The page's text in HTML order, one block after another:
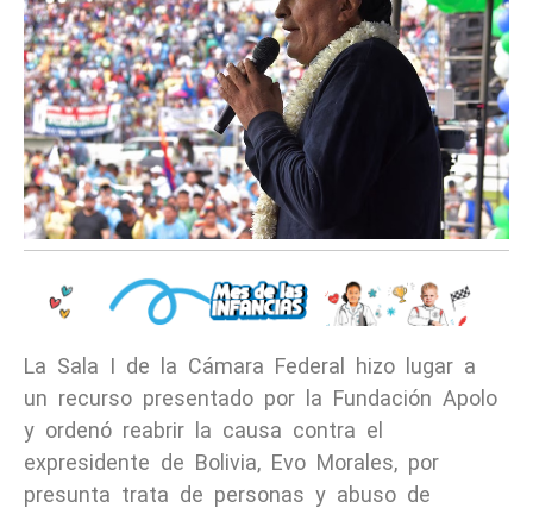
La Sala I de la Cámara Federal hizo lugar a
un recurso presentado por la Fundación Apolo
y ordenó reabrir la causa contra el
expresidente de Bolivia, Evo Morales, por
presunta trata de personas y abuso de